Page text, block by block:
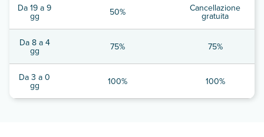
Da 19 a 9
gg 50% Cancellazione
gratuita
Da 8 a 4
gg 75% 75%
Da 3 a 0
gg 100% 100%